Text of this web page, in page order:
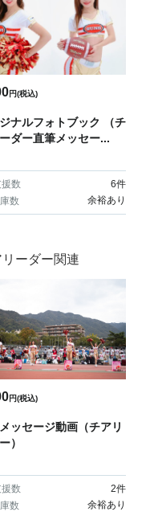
円(税込)
ナルフォトブック （チ
ダー直筆メッセー...
数 6件
数
余裕あり
ーダー関連
円(税込)
ッセージ動画（チアリ
）
数 2件
数
余裕あり